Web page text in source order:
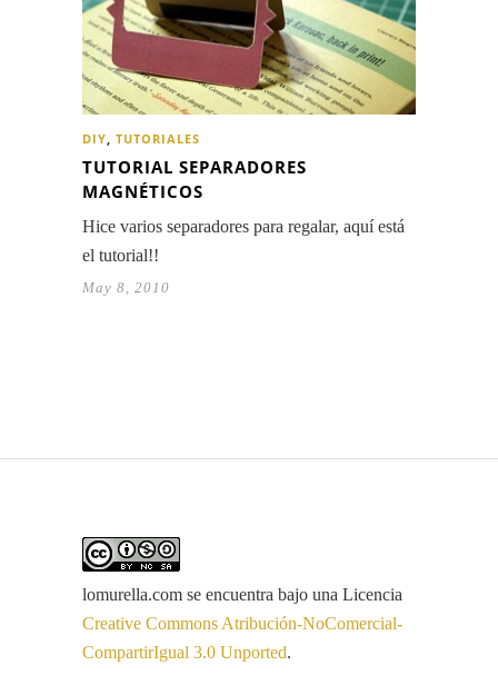
DIY, TUTORIALES
TUTORIAL SEPARADORES
MAGNÉTICOS
Hice varios separadores para regalar, aquí está
el tutorial!!
May 8, 2010
lomurella.com se encuentra bajo una Licencia
Creative Commons Atribución-NoComercial-
CompartirIgual 3.0 Unported.